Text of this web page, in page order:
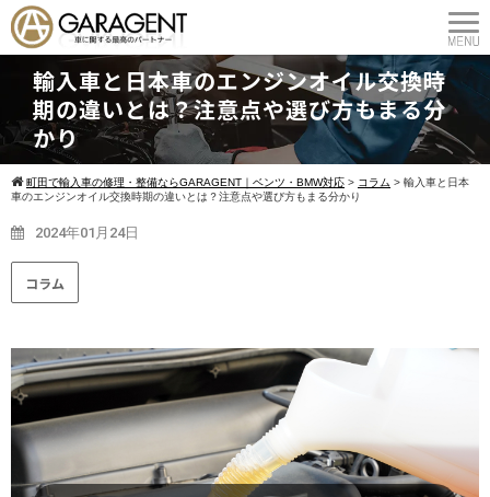
輸入車と日本車のエンジンオイル交換時
期の違いとは？注意点や選び方もまる分
かり
町田で輸入車の修理・整備ならGARAGENT｜ベンツ・BMW対応 > コラム > 輸入車と日本
車のエンジンオイル交換時期の違いとは？注意点や選び方もまる分かり
2024年01月24日
コラム